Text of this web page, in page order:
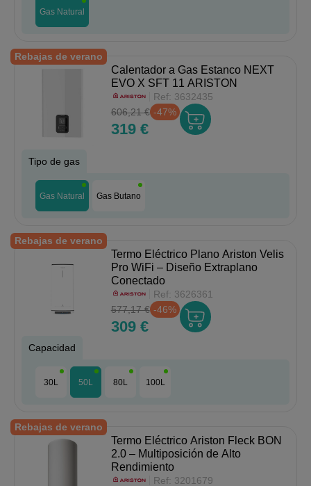
Gas Natural
Rebajas de verano
Calentador a Gas Estanco NEXT
EVO X SFT 11 ARISTON
Ref: 3632435
606,21 € -47%
319 €
Tipo de gas
Gas Natural Gas Butano
Rebajas de verano
Termo Eléctrico Plano Ariston Velis
Pro WiFi – Diseño Extraplano
Conectado
Ref: 3626361
577,17 € -46%
309 €
Capacidad
30L 50L 80L 100L
Rebajas de verano
Termo Eléctrico Ariston Fleck BON
2.0 – Multiposición de Alto
Rendimiento
Ref: 3201679